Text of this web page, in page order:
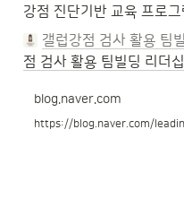
강점 진단기반 교육 프로
갤럽강점 검사 활용 팀
점 검사 활용 팀빌딩 리더
blog.naver.com
https://blog.naver.com/